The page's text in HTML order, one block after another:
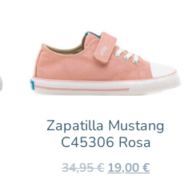
Zapatilla Mustang
C45306 Rosa
34,95€ 19,00€